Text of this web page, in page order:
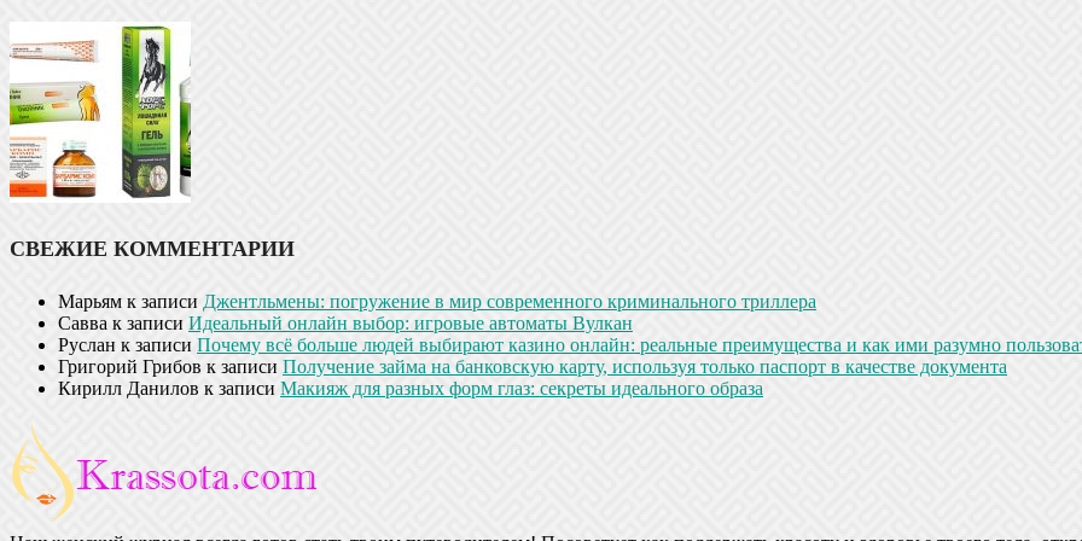
СВЕЖИЕ КОММЕНТАРИИ
Марьям к записи Джентльмены: погружение в мир современного криминального триллера
Савва к записи Идеальный онлайн выбор: игровые автоматы Вулкан
Руслан к записи Почему всё больше людей выбирают казино онлайн: реальные преимущества и как ими разумно
Григорий Грибов к записи Получение займа на банковскую карту, используя только паспорт в качестве документа
Кирилл Данилов к записи Макияж для разных форм глаз: секреты идеального образа